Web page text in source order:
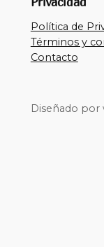
Política de
Términos y
Contacto
Diseñado por